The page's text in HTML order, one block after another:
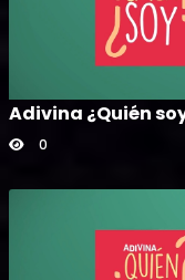
Adivina ¿Quién
0